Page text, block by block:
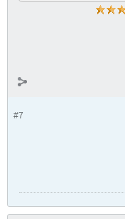
#7